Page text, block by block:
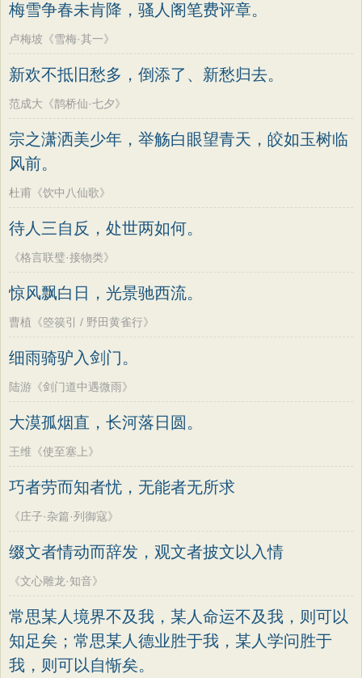
梅雪争春未肯降，骚人阁笔费评章。
卢梅坡《雪梅·其一》
新欢不抵旧愁多，倒添了、新愁归去。
范成大《鹊桥仙·七夕》
宗之潇洒美少年，举觞白眼望青天，皎如玉树临
风前。
杜甫《饮中八仙歌》
待人三自反，处世两如何。
《格言联璧·接物类》
惊风飘白日，光景驰西流。
曹植《箜篌引 / 野田黄雀行》
细雨骑驴入剑门。
陆游《剑门道中遇微雨》
大漠孤烟直，长河落日圆。
王维《使至塞上》
巧者劳而知者忧，无能者无所求
《庄子·杂篇·列御寇》
缀文者情动而辞发，观文者披文以入情
《文心雕龙·知音》
常思某人境界不及我，某人命运不及我，则可以
知足矣；常思某人德业胜于我，某人学问胜于
我，则可以自惭矣。